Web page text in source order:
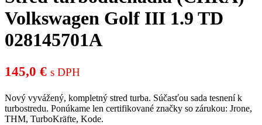
Volkswagen Golf III 1.9 TD
028145701A
145,0 € s DPH
Nový vyvážený, kompletný stred turba. Súčasťou sada tesnení k
turbostredu. Ponúkame len certifikované značky so zárukou: Jrone,
THM, TurboKräfte, Kode.